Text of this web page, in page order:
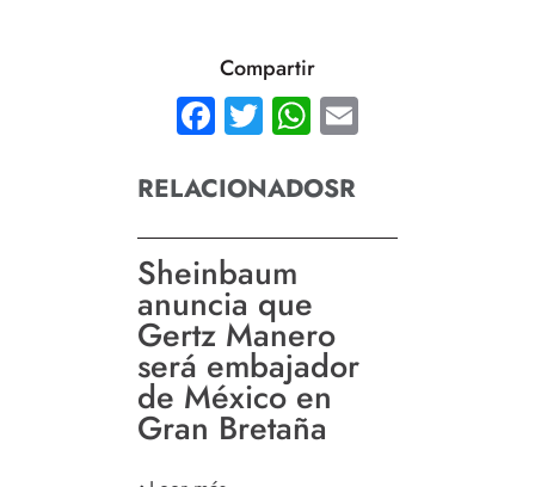
Compartir
Facebook
TwitterWhatsApp
RELACIONADOSR
Sheinbaum
anuncia que
Gertz Manero
será embajador
de México en
Gran Bretaña